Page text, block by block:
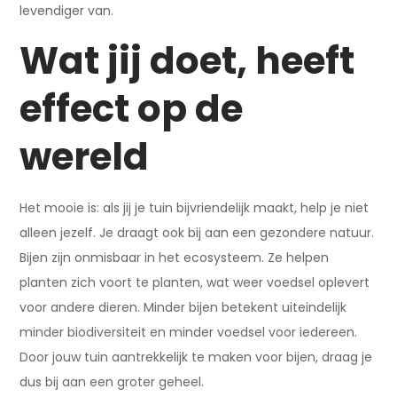
levendiger van.
Wat jij doet, heeft
effect op de
wereld
Het mooie is: als jij je tuin bijvriendelijk maakt, help je niet
alleen jezelf. Je draagt ook bij aan een gezondere natuur.
Bijen zijn onmisbaar in het ecosysteem. Ze helpen
planten zich voort te planten, wat weer voedsel oplevert
voor andere dieren. Minder bijen betekent uiteindelijk
minder biodiversiteit en minder voedsel voor iedereen.
Door jouw tuin aantrekkelijk te maken voor bijen, draag je
dus bij aan een groter geheel.